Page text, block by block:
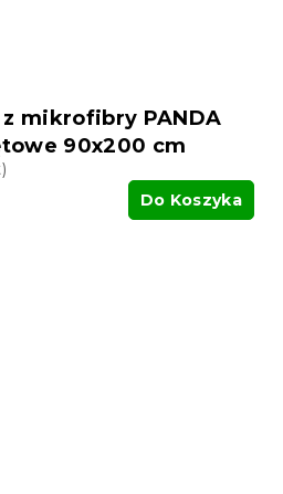
z mikrofibry PANDA
90x200 cm
Do Koszyka